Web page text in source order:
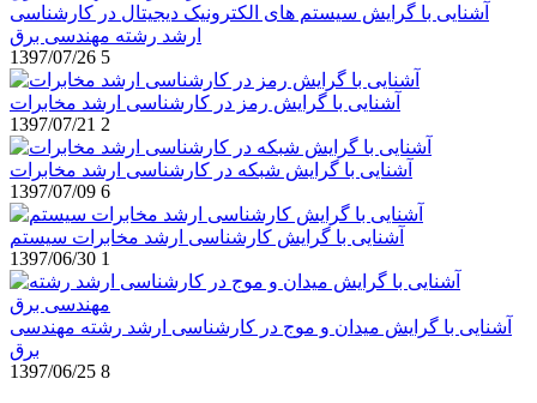
آشنایی با گرایش سیستم های الکترونیک دیجیتال در کارشناسی
ارشد رشته مهندسی برق
1397/07/26 5
آشنایی با گرایش رمز در کارشناسی ارشد مخابرات
1397/07/21 2
آشنایی با گرایش شبکه در کارشناسی ارشد مخابرات
1397/07/09 6
آشنایی با گرایش کارشناسی ارشد مخابرات سیستم
1397/06/30 1
آشنایی با گرایش میدان و موج در کارشناسی ارشد رشته مهندسی
برق
1397/06/25 8